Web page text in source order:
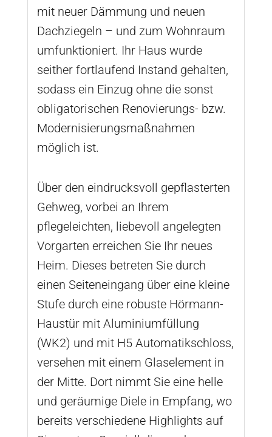
mit neuer Dämmung und neuen
Dachziegeln – und zum Wohnraum
umfunktioniert. Ihr Haus wurde
seither fortlaufend Instand gehalten,
sodass ein Einzug ohne die sonst
obligatorischen Renovierungs- bzw.
Modernisierungsmaßnahmen
möglich ist.
Über den eindrucksvoll gepflasterten
Gehweg, vorbei an Ihrem
pflegeleichten, liebevoll angelegten
Vorgarten erreichen Sie Ihr neues
Heim. Dieses betreten Sie durch
einen Seiteneingang über eine kleine
Stufe durch eine robuste Hörmann-
Haustür mit Aluminiumfüllung
(WK2) und mit H5 Automatikschloss,
versehen mit einem Glaselement in
der Mitte. Dort nimmt Sie eine helle
und geräumige Diele in Empfang, wo
bereits verschiedene Highlights auf